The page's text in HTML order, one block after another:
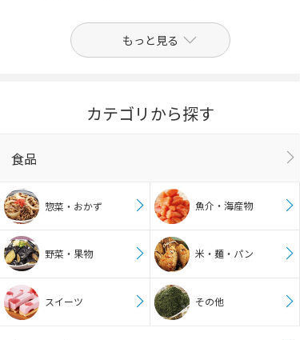
もっと見る
カテゴリから探す
食品
惣菜・おかず 魚介・海産物
野菜・果物 米・麺・パン
スイーツ その他